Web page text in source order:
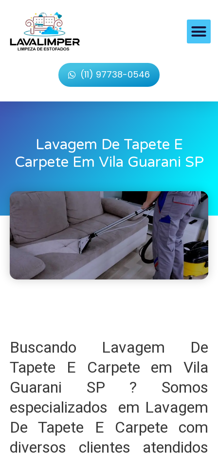
(11) 97738-0546
Lavagem De Tapete E
Carpete Em Vila Guarani SP
Buscando Lavagem De
Tapete E Carpete em Vila
Guarani SP ? Somos
especializados em Lavagem
De Tapete E Carpete com
diversos clientes atendidos